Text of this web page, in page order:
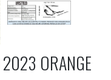
2023 ORANGE